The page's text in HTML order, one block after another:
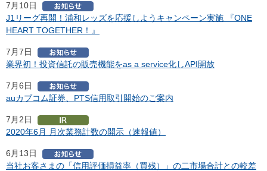
7月10日
J1リーグ再開！浦和レッズを応援しようキャンペーン実施 『ONE
HEART TOGETHER！』
7月7日
業界初！投資信託の販売機能をas a service化しAPI開放
7月6日
auカブコム証券、PTS信用取引開始のご案内
7月2日
2020年6月 月次業務計数の開示（速報値）
6月13日
当社お客さまの「信用評価損益率（買残）」の二市場合計との較差